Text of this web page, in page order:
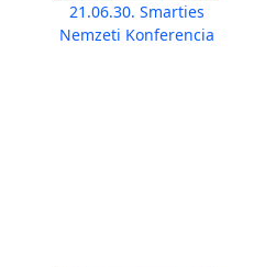
21.06.30. Smarties
Nemzeti Konferencia